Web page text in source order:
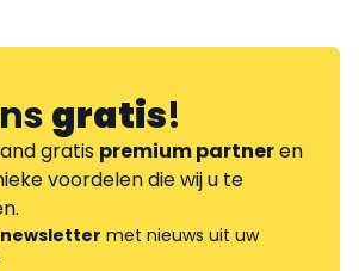
gratis!
gratis premium partneren
voordelen die wij u te
met nieuws uit uw